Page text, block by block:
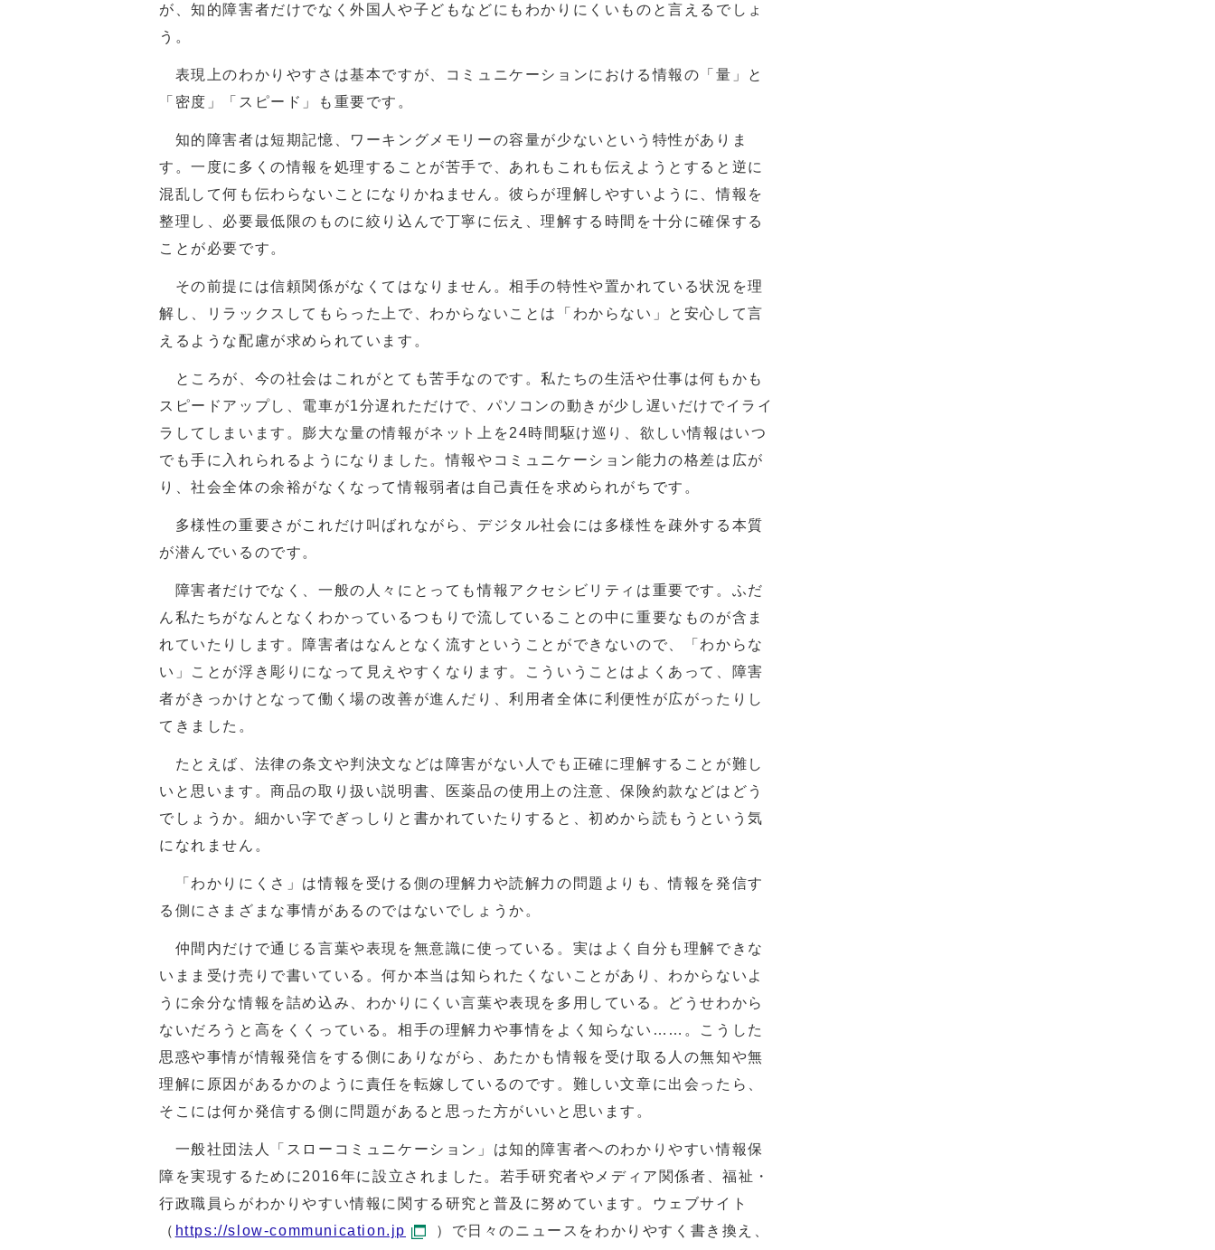
が、知的障害者だけでなく外国人や子どもなどにもわかりにくいものと言えるでしょ
う。
表現上のわかりやすさは基本ですが、コミュニケーションにおける情報の「量」と
「密度」「スピード」も重要です。
知的障害者は短期記憶、ワーキングメモリーの容量が少ないという特性がありま
す。一度に多くの情報を処理することが苦手で、あれもこれも伝えようとすると逆に
混乱して何も伝わらないことになりかねません。彼らが理解しやすいように、情報を
整理し、必要最低限のものに絞り込んで丁寧に伝え、理解する時間を十分に確保する
ことが必要です。
その前提には信頼関係がなくてはなりません。相手の特性や置かれている状況を理
解し、リラックスしてもらった上で、わからないことは「わからない」と安心して言
えるような配慮が求められています。
ところが、今の社会はこれがとても苦手なのです。私たちの生活や仕事は何もかも
スピードアップし、電車が1分遅れただけで、パソコンの動きが少し遅いだけでイライ
ラしてしまいます。膨大な量の情報がネット上を24時間駆け巡り、欲しい情報はいつ
でも手に入れられるようになりました。情報やコミュニケーション能力の格差は広が
り、社会全体の余裕がなくなって情報弱者は自己責任を求められがちです。
多様性の重要さがこれだけ叫ばれながら、デジタル社会には多様性を疎外する本質
が潜んでいるのです。
障害者だけでなく、一般の人々にとっても情報アクセシビリティは重要です。ふだ
ん私たちがなんとなくわかっているつもりで流していることの中に重要なものが含ま
れていたりします。障害者はなんとなく流すということができないので、「わからな
い」ことが浮き彫りになって見えやすくなります。こういうことはよくあって、障害
者がきっかけとなって働く場の改善が進んだり、利用者全体に利便性が広がったりし
てきました。
たとえば、法律の条文や判決文などは障害がない人でも正確に理解することが難し
いと思います。商品の取り扱い説明書、医薬品の使用上の注意、保険約款などはどう
でしょうか。細かい字でぎっしりと書かれていたりすると、初めから読もうという気
になれません。
「わかりにくさ」は情報を受ける側の理解力や読解力の問題よりも、情報を発信す
る側にさまざまな事情があるのではないでしょうか。
仲間内だけで通じる言葉や表現を無意識に使っている。実はよく自分も理解できな
いまま受け売りで書いている。何か本当は知られたくないことがあり、わからないよ
うに余分な情報を詰め込み、わかりにくい言葉や表現を多用している。どうせわから
ないだろうと高をくくっている。相手の理解力や事情をよく知らない……。こうした
思惑や事情が情報発信をする側にありながら、あたかも情報を受け取る人の無知や無
理解に原因があるかのように責任を転嫁しているのです。難しい文章に出会ったら、
そこには何か発信する側に問題があると思った方がいいと思います。
一般社団法人「スローコミュニケーション」は知的障害者へのわかりやすい情報保
障を実現するために2016年に設立されました。若手研究者やメディア関係者、福祉・
行政職員らがわかりやすい情報に関する研究と普及に努めています。ウェブサイト
（ https://slow-communication.jp
）で日々のニュースをわかりやすく書き換え、